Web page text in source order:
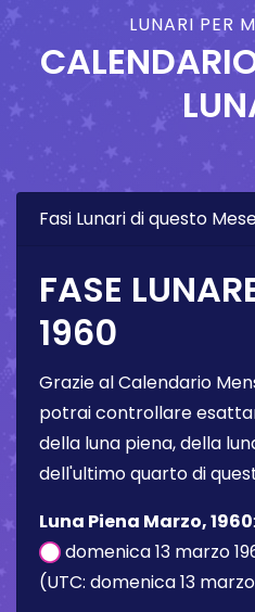
LUNARI PER
Fasi Lunari di questo
FASE
1960
Grazie al Calendario
potrai controllare
della luna piena, della
dell'ultimo quarto di
Luna Piena Marzo, 1960:
domenica 13 marzo
(UTC: domenica 13